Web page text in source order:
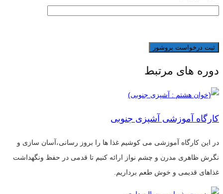
دوره های مرتبط
کارگاه آموزشی آشپزی جنوبی
در این کارگاه آموزشی می کوشیم غذا ها را بروز رسانی،آسان سازی و
نگرش ظاهری مدرن و چشم نواز ارائه کنیم تا قدمی در حفظ ونگهداشت
غذاهای قدیمی و خوش طعم برداریم.